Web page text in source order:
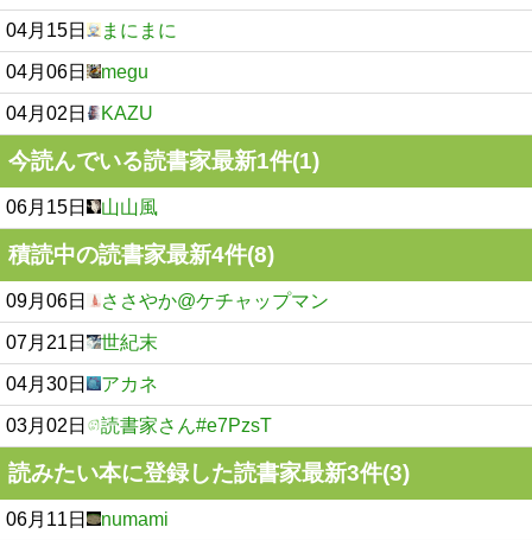
04月15日 まにまに
04月06日 megu
04月02日 KAZU
今読んでいる読書家最新1件(1)
06月15日 山山風
積読中の読書家最新4件(8)
09月06日 ささやか@ケチャップマン
07月21日 世紀末
04月30日 アカネ
03月02日 読書家さん#e7PzsT
読みたい本に登録した読書家最新3件(3)
06月11日 numami